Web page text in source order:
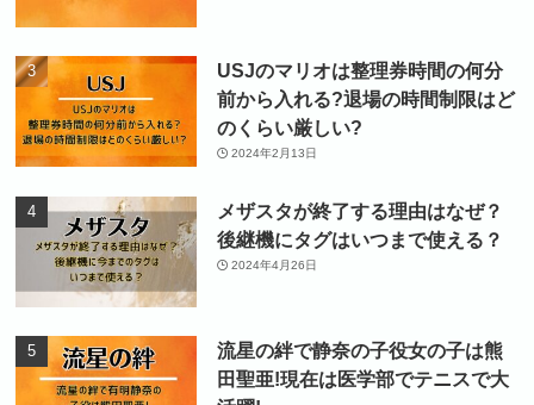
USJのマリオは整理券時間の何分
前から入れる?退場の時間制限はど
のくらい厳しい?
2024年2月13日
メザスタが終了する理由はなぜ？
後継機にタグはいつまで使える？
2024年4月26日
流星の絆で静奈の子役女の子は熊
田聖亜!現在は医学部でテニスで大